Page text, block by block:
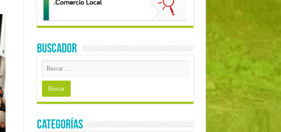
BUSCADOR
Categorías